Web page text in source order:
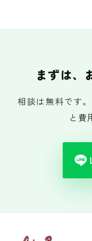
まずは、
相談は無料です
と費